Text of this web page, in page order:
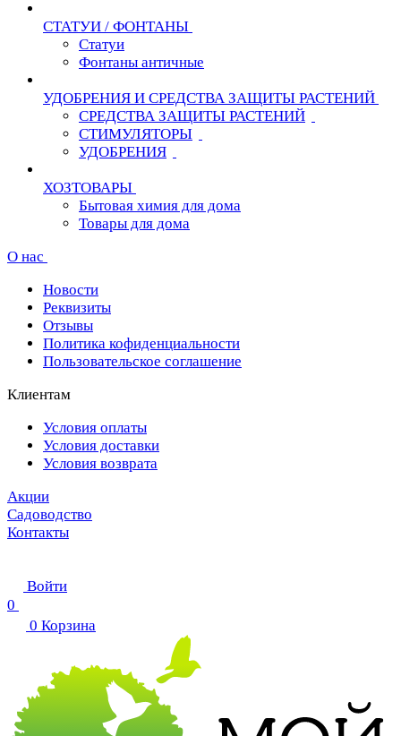
СТАТУИ / ФОНТАНЫ
Статуи
Фонтаны античные
УДОБРЕНИЯ И СРЕДСТВА ЗАЩИТЫ РАСТЕНИЙ
СРЕДСТВА ЗАЩИТЫ РАСТЕНИЙ
СТИМУЛЯТОРЫ
УДОБРЕНИЯ
ХОЗТОВАРЫ
Бытовая химия для дома
Товары для дома
О нас
Новости
Реквизиты
Отзывы
Политика кофиденциальности
Пользовательское соглашение
Клиентам
Условия оплаты
Условия доставки
Условия возврата
Акции
Садоводство
Контакты
Войти
0
0 Корзина